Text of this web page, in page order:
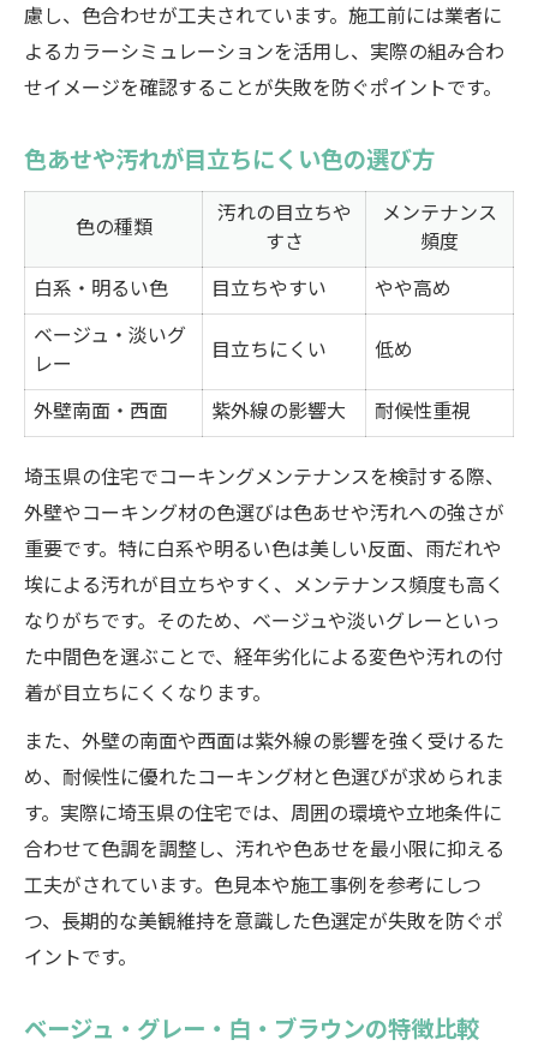
慮し、色合わせが工夫されています。施工前には業者に
よるカラーシミュレーションを活用し、実際の組み合わ
せイメージを確認することが失敗を防ぐポイントです。
色あせや汚れが目立ちにくい色の選び方
色の種類
汚れの目立ちや
すさ
メンテナンス
頻度
白系・明るい色
目立ちやすい
やや高め
ベージュ・淡いグ
レー
目立ちにくい
低め
外壁南面・西面
紫外線の影響大 耐候性重視
埼玉県の住宅でコーキングメンテナンスを検討する際、
外壁やコーキング材の色選びは色あせや汚れへの強さが
重要です。特に白系や明るい色は美しい反面、雨だれや
埃による汚れが目立ちやすく、メンテナンス頻度も高く
なりがちです。そのため、ベージュや淡いグレーといっ
た中間色を選ぶことで、経年劣化による変色や汚れの付
着が目立ちにくくなります。
また、外壁の南面や西面は紫外線の影響を強く受けるた
め、耐候性に優れたコーキング材と色選びが求められま
す。実際に埼玉県の住宅では、周囲の環境や立地条件に
合わせて色調を調整し、汚れや色あせを最小限に抑える
工夫がされています。色見本や施工事例を参考にしつ
つ、長期的な美観維持を意識した色選定が失敗を防ぐポ
イントです。
ベージュ・グレー・白・ブラウンの特徴比較